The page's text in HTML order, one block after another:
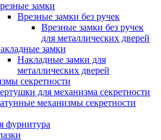
замки
Врезные замки без ручек
Врезные замки без ручек
для металлических дверей
замки
Накладные замки для
металлических дверей
секретности
для механизма секретности
механизмы секретности
фурнитура